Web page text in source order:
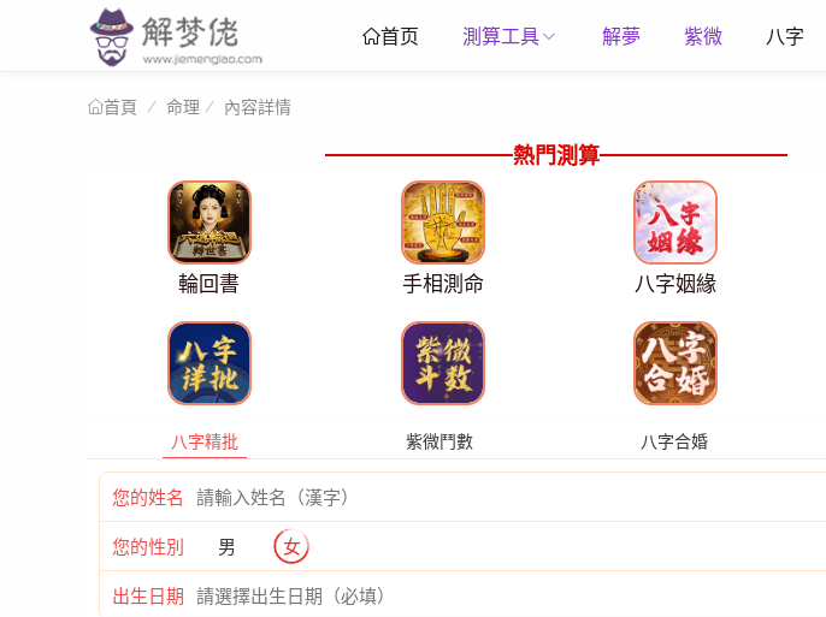
首页 測算工具 解夢 紫微 八字
首頁 命理 內容詳情
熱門測算
輪回書 手相測命 八字姻緣
八字精批 紫微鬥數 八字合婚
您的姓名
您的性別 男 女
出生日期